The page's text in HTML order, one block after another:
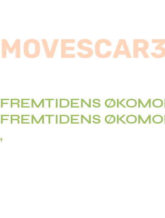
FREMTIDENS
FREMTIDENS
,